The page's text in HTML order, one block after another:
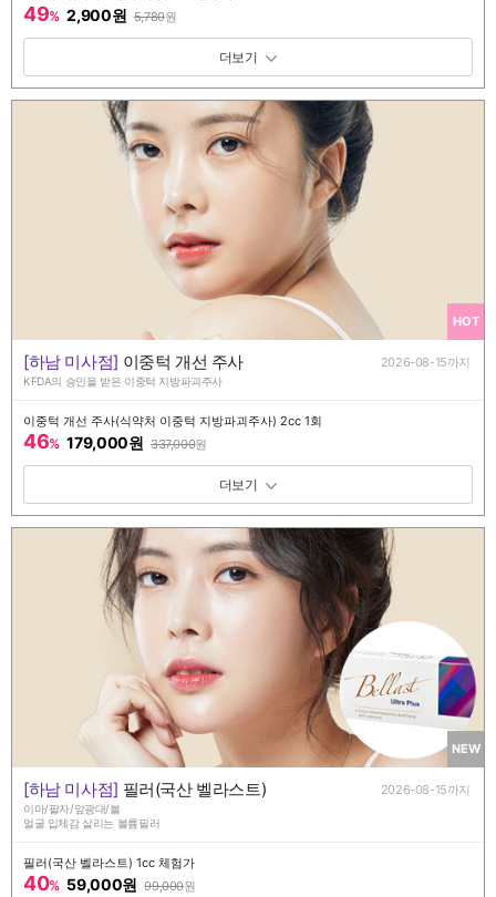
49% 2,900원 5,780원
패키지 보기 토글
HOT
[하남 미사점] 이중턱 개선 주사 2026-08-15까지
KFDA의 승인을 받은 이중턱 지방파괴주사
이중턱 개선 주사(식약처 이중턱 지방파괴주사) 2cc 1회
46% 179,000원 337,000원
패키지 보기 토글
NEW
[하남 미사점] 필러(국산 벨라스트) 2026-08-15까지
이마/팔자/앞광대/볼
얼굴 입체감 살리는 볼륨필러
필러(국산 벨라스트) 1cc 체험가
40% 59,000원 99,000원